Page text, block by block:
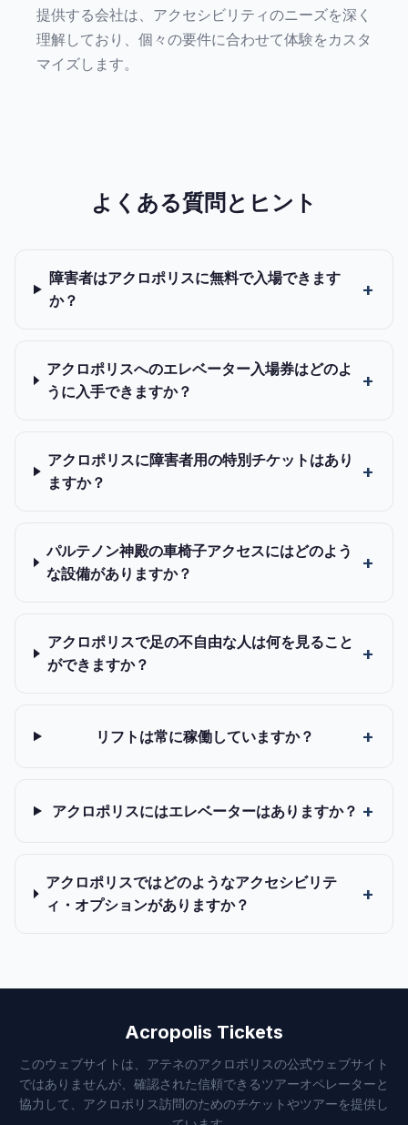
提供する会社は、アクセシビリティのニーズを深く
理解しており、個々の要件に合わせて体験をカスタ
マイズします。
よくある質問とヒント
障害者はアクロポリスに無料で入場できます
か？
アクロポリスへのエレベーター入場券はどのよ
うに入手できますか？
アクロポリスに障害者用の特別チケットはあり
ますか？
パルテノン神殿の車椅子アクセスにはどのよう
な設備がありますか？
アクロポリスで足の不自由な人は何を見ること
ができますか？
リフトは常に稼働していますか？
アクロポリスにはエレベーターはありますか？
アクロポリスではどのようなアクセシビリテ
ィ・オプションがありますか？
Acropolis Tickets
このウェブサイトは、アテネのアクロポリスの公式ウェブサイト
ではありませんが、確認された信頼できるツアーオペレーターと
協力して、アクロポリス訪問のためのチケットやツアーを提供し